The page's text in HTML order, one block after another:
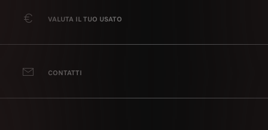
VALUTA IL TUO USATO
CONTATTI